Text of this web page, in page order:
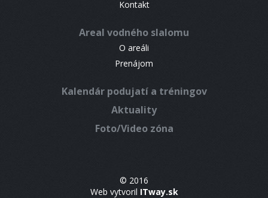
Kontakt
Areal vodného slalomu
O areáli
Prenájom
Kalendár podujatí a tréningov
Aktuality
Foto/Video zóna
© 2016
Web vytvoril ITway.sk